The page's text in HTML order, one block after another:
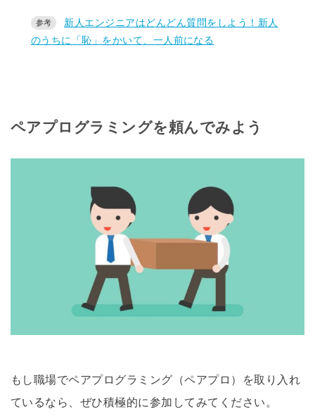
新人エンジニアはどんどん質問をしよう！新人
のうちに「恥」をかいて、一人前になる
ペアプログラミングを頼んでみよう
もし職場でペアプログラミング（ペアプロ）を取り入れ
ているなら、ぜひ積極的に参加してみてください。